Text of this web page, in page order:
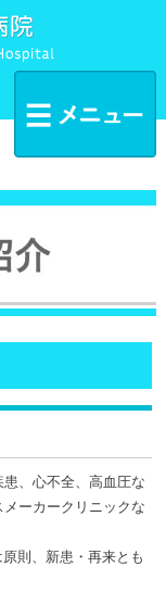
、心不全、高血圧な
ーカークリニックな
則、新患・再来とも